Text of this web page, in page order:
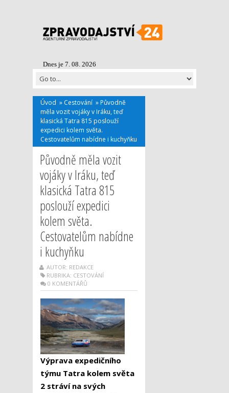
Dnes je 7. 08. 2026
Úvod » Cestování » Původně
měla vozit vojáky v Iráku, teď
klasická Tatra 815 poslouží
expedici kolem světa.
Cestovatelům nabídne i kuchyňku
Původně měla vozit
vojáky v Iráku, teď
klasická Tatra 815
poslouží expedici
kolem světa.
Cestovatelům nabídne
i kuchyňku
AUTOR: REDAKCE
RUBRIKA: CESTOVÁNÍ
0 KOMENTÁŘŮ
Výprava expedičního
týmu Tatra kolem světa
2 stráví na svých